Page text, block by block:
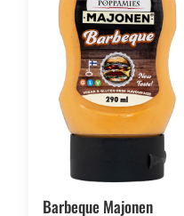
Barbeque Majonen